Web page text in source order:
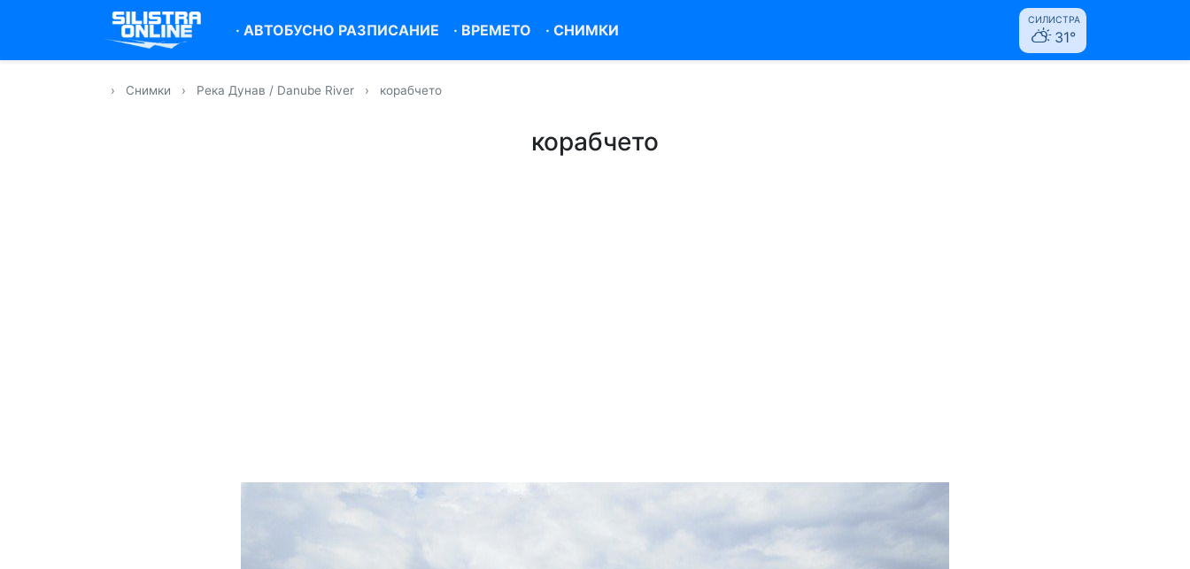
·АВТОБУСНО РАЗПИСАНИЕ · ВРЕМЕТО ·СНИМКИ
СИЛИСТРА
31°
› Снимки › Река Дунав / Danube River › корабчето
корабчето